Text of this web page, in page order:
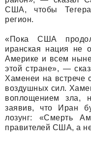
США, чтобы
регион.
«Пока США
иранская нация не
Америке и всем
этой стране», —
Хаменеи на встрече
воздушных сил.
воплощением зла,
заявив, что Иран
лозунг: «Смерть
правителей США, а